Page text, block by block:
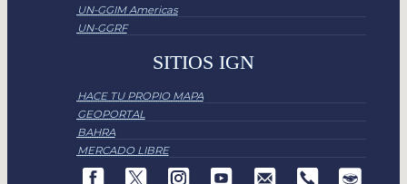
UN-GGIM Americas
UN-GGRF
SITIOS IGN
HACE TU PROPIO MAPA
GEOPORTAL
BAHRA
MERCADO LIBRE